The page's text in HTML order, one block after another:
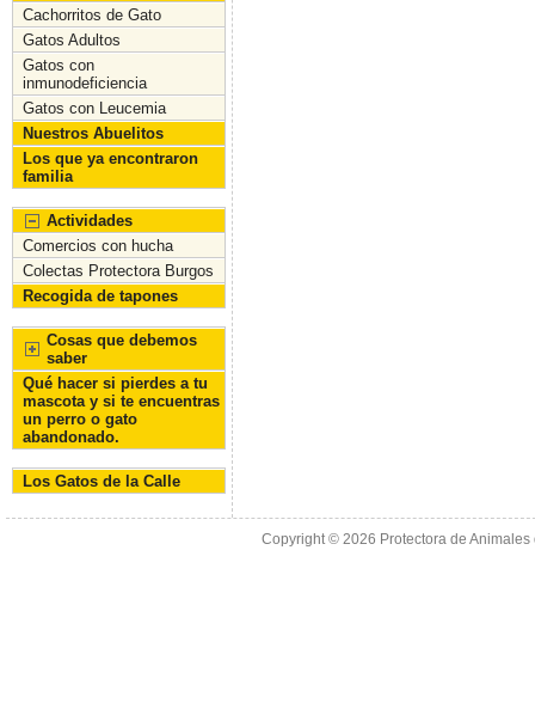
Cachorritos de Gato
Gatos Adultos
Gatos con
inmunodeficiencia
Gatos con Leucemia
Nuestros Abuelitos
Los que ya encontraron
familia
Actividades
Comercios con hucha
Colectas Protectora Burgos
Recogida de tapones
Cosas que debemos
saber
Qué hacer si pierdes a tu
mascota y si te encuentras
un perro o gato
abandonado.
Los Gatos de la Calle
Copyright © 2026 Protectora de Animales